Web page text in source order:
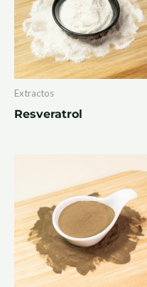
Extractos
Resveratrol